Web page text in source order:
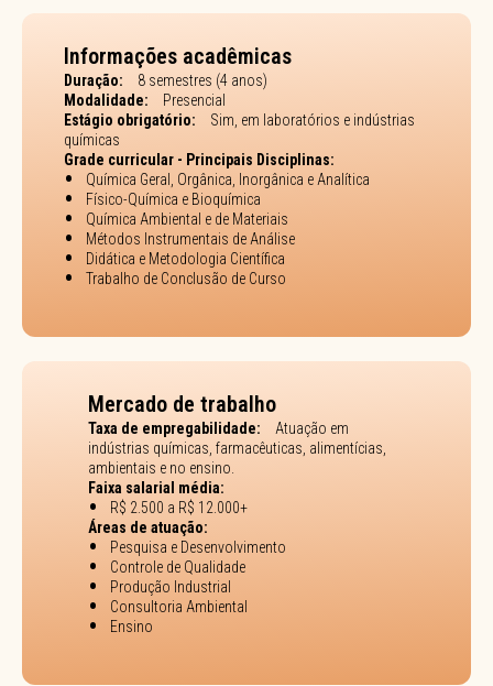
Informações acadêmicas
Duração:
8 semestres (4 anos)
Modalidade:
Presencial
Estágio obrigatório:
Sim, em laboratórios e indústrias
químicas
Grade curricular - Principais Disciplinas:
Química Geral, Orgânica, Inorgânica e Analítica
Físico-Química e Bioquímica
Química Ambiental e de Materiais
Métodos Instrumentais de Análise
Didática e Metodologia Científica
Trabalho de Conclusão de Curso
Mercado de trabalho
Taxa de empregabilidade:
Atuação em
indústrias químicas, farmacêuticas, alimentícias,
ambientais e no ensino.
Faixa salarial média:
R$ 2.500 a R$ 12.000+
Áreas de atuação:
Pesquisa e Desenvolvimento
Controle de Qualidade
Produção Industrial
Consultoria Ambiental
Ensino